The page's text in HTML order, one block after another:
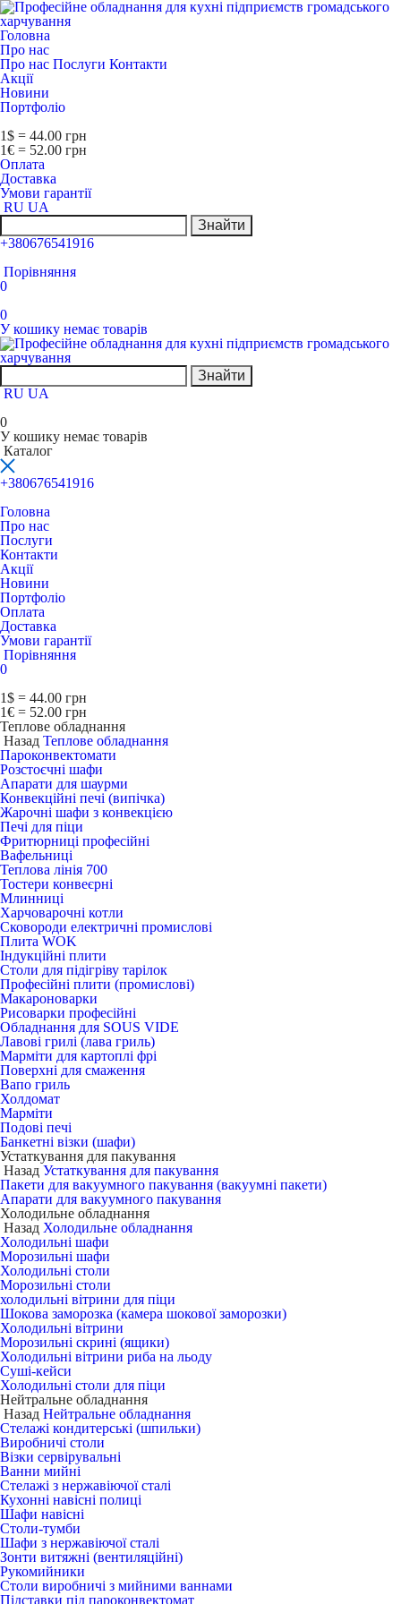
Головна
Про нас
Про нас Послуги Контакти
Акції
Новини
Портфоліо
1$ = 44.00 грн
1€ = 52.00 грн
Оплата
Доставка
Умови гарантії
RU UA
Знайти
+380676541916
Порівняння
0
0
У кошику немає товарів
Знайти
RU UA
0
У кошику немає товарів
Каталог
+380676541916
Головна
Про нас
Послуги
Контакти
Акції
Новини
Портфоліо
Оплата
Доставка
Умови гарантії
Порівняння
0
1$ = 44.00 грн
1€ = 52.00 грн
Теплове обладнання
Назад Теплове обладнання
Пароконвектомати
Розстоєчні шафи
Апарати для шаурми
Конвекційні печі (випічка)
Жарочні шафи з конвекцією
Печі для піци
Фритюрниці професійні
Вафельниці
Теплова лінія 700
Тостери конвеєрні
Млинниці
Харчоварочні котли
Сковороди електричні промислові
Плита WOK
Індукційні плити
Столи для підігріву тарілок
Професійні плити (промислові)
Макароноварки
Рисоварки професійні
Обладнання для SOUS VIDE
Лавові грилі (лава гриль)
Марміти для картоплі фрі
Поверхні для смаження
Вапо гриль
Холдомат
Марміти
Подові печі
Банкетні візки (шафи)
Устаткування для пакування
Назад Устаткування для пакування
Пакети для вакуумного пакування (вакуумні пакети)
Апарати для вакуумного пакування
Холодильне обладнання
Назад Холодильне обладнання
Холодильні шафи
Морозильні шафи
Холодильні столи
Морозильні столи
холодильні вітрини для піци
Шокова заморозка (камера шокової заморозки)
Холодильні вітрини
Морозильні скрині (ящики)
Холодильні вітрини риба на льоду
Суші-кейси
Холодильні столи для піци
Нейтральне обладнання
Назад Нейтральне обладнання
Стелажі кондитерські (шпильки)
Виробничі столи
Візки сервірувальні
Ванни мийні
Стелажі з нержавіючої сталі
Кухонні навісні полиці
Шафи навісні
Столи-тумби
Шафи з нержавіючої сталі
Зонти витяжні (вентиляційні)
Рукомийники
Столи виробничі з мийними ваннами
Підставки під пароконвектомат